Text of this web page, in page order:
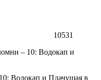
10531
Водокап и Плачущая в